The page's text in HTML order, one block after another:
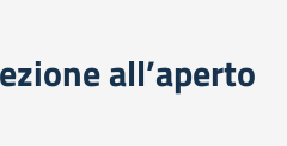
all’aperto